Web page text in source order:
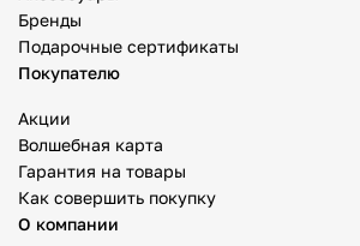
Бренды
Подарочные сертификаты
Покупателю
Акции
Волшебная карта
Гарантия на товары
Как совершить покупку
О компании